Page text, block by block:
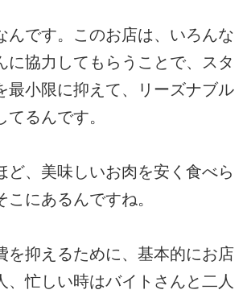
んです。このお店は、いろんな
に協力してもらうことで、スタ
最小限に抑えて、リーズナブル
るんです。
ど、美味しいお肉を安く食べら
にあるんですね。
を抑えるために、基本的にお店
、忙しい時はバイトさんと二人